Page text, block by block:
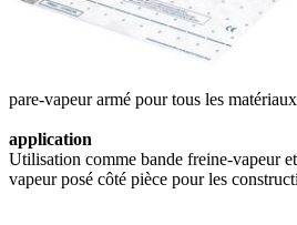
pare-vapeur armé pour tous les
application
Utilisation comme bande freine-vapeur
vapeur posé côté pièce pour les